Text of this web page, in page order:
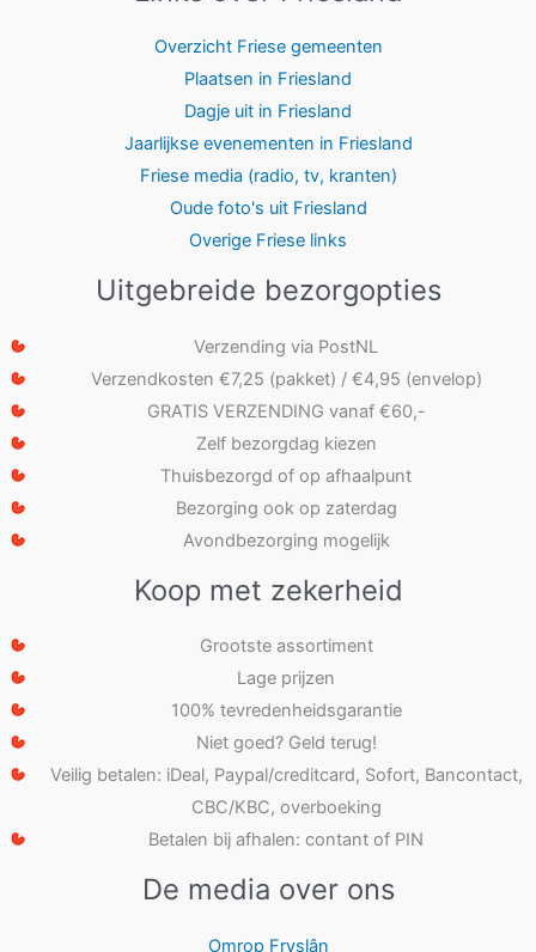
Overzicht Friese gemeenten
Plaatsen in Friesland
Dagje uit in Friesland
Jaarlijkse evenementen in Friesland
Friese media (radio, tv, kranten)
Oude foto's uit Friesland
Overige Friese links
Uitgebreide bezorgopties
Verzending via PostNL
Verzendkosten €7,25 (pakket) / €4,95 (envelop)
GRATIS VERZENDING vanaf €60,-
Zelf bezorgdag kiezen
Thuisbezorgd of op afhaalpunt
Bezorging ook op zaterdag
Avondbezorging mogelijk
Koop met zekerheid
Grootste assortiment
Lage prijzen
100% tevredenheidsgarantie
Niet goed? Geld terug!
Veilig betalen: iDeal, Paypal/creditcard, Sofort, Bancontact,
CBC/KBC, overboeking
Betalen bij afhalen: contant of PIN
De media over ons
Omrop Fryslân